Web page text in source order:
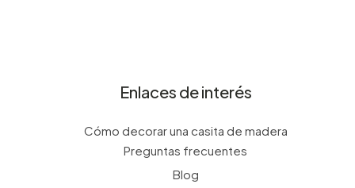
Enlaces de interés
Cómo decorar una casita de madera
Preguntas frecuentes
Blog